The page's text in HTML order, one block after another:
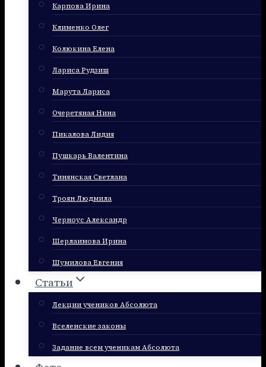
Карпова Ирина
Клименко Олег
Колюкина Елена
Лариса Рудзиш
Марута Лариса
Очеретяная Нина
Пикалова Лидия
Пушкарь Валентина
Тинянская Светлана
Троян Людмила
Черноус Александр
Шерлаимова Ирина
Шумилова Евгения
Статьи
Лекции учеников Абсолюта
Вселенские законы
Задание всем ученикам Абсолюта